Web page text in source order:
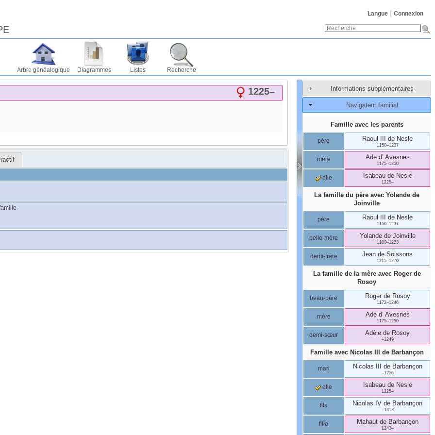
Langue Connexion
Arbre généalogique Diagrammes Listes Recherche
1225– Informations supplémentaires
Navigateur familial
Famille avec les parents
père Raoul III de Nesle
1150–1237
mère Ade d’ Avesnes
1175–1250
elle Isabeau de Nesle
1225–
La famille du père avec Yolande de
Joinville
père Raoul III de Nesle
1150–1237
belle-mère Yolande de Joinville
1180–1223
demi-frère Jean de Soissons
1215–1270
La famille de la mère avec Roger de
Rosoy
beau-père Roger de Rosoy
1172–1246
mère Ade d’ Avesnes
1175–1250
demi-sœur Adèle de Rosoy
–1249
Famille avec Nicolas III de Barbançon
mari Nicolas III de Barbançon
–1256
elle Isabeau de Nesle
1225–
fils Nicolas IV de Barbançon
–1313
fille Mahaut de Barbançon
1243–